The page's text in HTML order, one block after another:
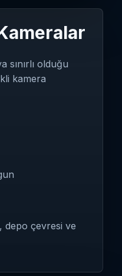
sınırlı olduğu
kamera
depo çevresi ve